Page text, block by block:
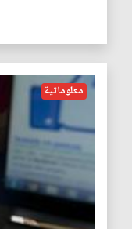
معلوماتية